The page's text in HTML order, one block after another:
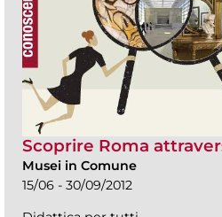
Scoprire Roma
Musei in Comune
15/06 - 30/09/2012